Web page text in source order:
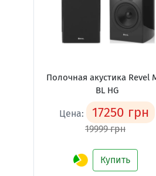
Полочная акустика Revel
BL HG
Цена: 17250 грн
19999 грн
Купить